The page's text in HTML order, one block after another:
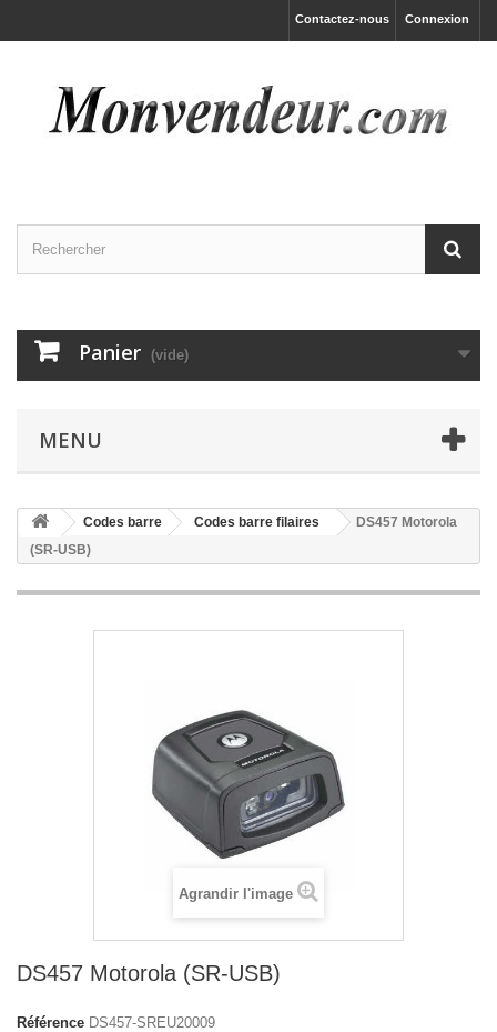
Connexion
Contactez-nous
Panier (vide)
MENU
Codes barre Codes barre filaires
DS457 Motorola
(SR-USB)
Agrandir l'image
DS457 Motorola (SR-USB)
Référence DS457-SREU20009